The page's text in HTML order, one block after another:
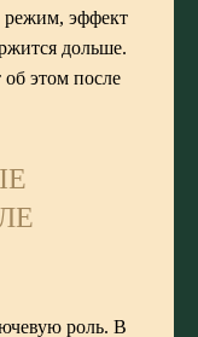
режим, эффект
дольше.
этом после
роль. В